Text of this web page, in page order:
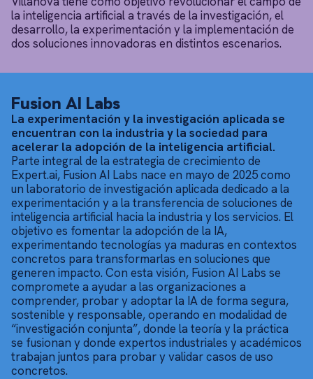
la inteligencia artificial a través de la investigación, el
desarrollo, la experimentación y la implementación de
dos soluciones innovadoras en distintos escenarios.
Fusion AI Labs
La experimentación y la investigación aplicada se
encuentran con la industria y la sociedad para
acelerar la adopción de la inteligencia artificial.
Parte integral de la estrategia de crecimiento de
Expert.ai, Fusion AI Labs nace en mayo de 2025 como
un laboratorio de investigación aplicada dedicado a la
experimentación y a la transferencia de soluciones de
inteligencia artificial hacia la industria y los servicios. El
objetivo es fomentar la adopción de la IA,
experimentando tecnologías ya maduras en contextos
concretos para transformarlas en soluciones que
generen impacto. Con esta visión, Fusion AI Labs se
compromete a ayudar a las organizaciones a
comprender, probar y adoptar la IA de forma segura,
sostenible y responsable, operando en modalidad de
“investigación conjunta”, donde la teoría y la práctica
se fusionan y donde expertos industriales y académicos
trabajan juntos para probar y validar casos de uso
concretos.